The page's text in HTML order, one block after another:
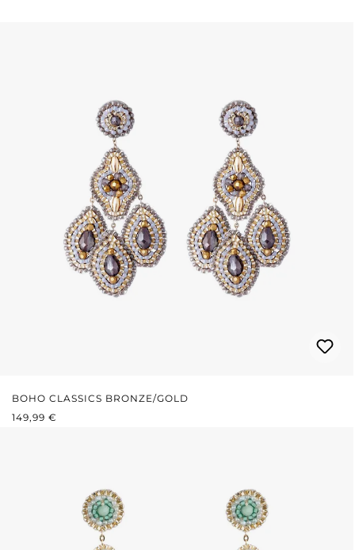
BOHO CLASSICS BRONZE/GOLD
REGULÄRER PREIS:
149,99 €